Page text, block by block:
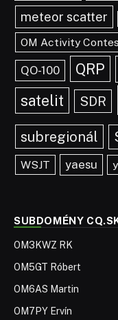
meteor scatter
OM Activity
QO-100 QRP
satelit SDR
subregionál
WSJT yaesu
SUBDOMÉNY
OM3KWZ RK
OM5GT Róbert
OM6AS Martin
OM7PY Ervín